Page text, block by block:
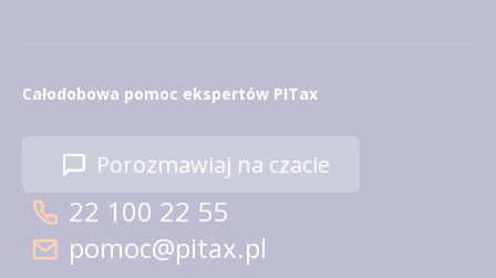
Całodobowa pomoc ekspertów PITax
Porozmawiaj na czacie
22 100 22 55
pomoc@pitax.pl